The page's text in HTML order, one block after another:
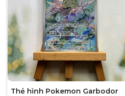
Thẻ hình Pokemon Garbodor